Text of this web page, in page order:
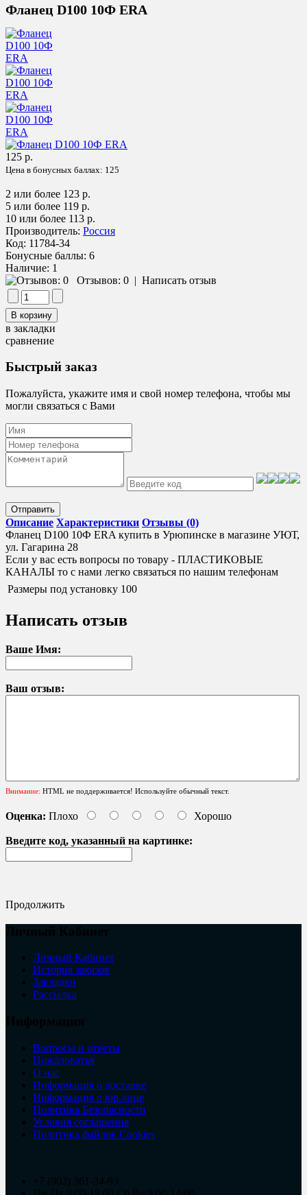
Фланец D100 10Ф ERA
125 р.
Цена в бонусных баллах: 125
2 или более 123 р.
5 или более 119 р.
10 или более 113 р.
Производитель: Россия
Код: 11784-34
Бонусные баллы: 6
Наличие: 1
Отзывов: 0 | Написать отзыв
в закладки
сравнение
Быстрый заказ
Пожалуйста, укажите имя и свой номер телефона, чтобы мы
могли связаться с Вами
Отправить
Описание Характеристики Отзывы (0)
Фланец D100 10Ф ERA купить в Урюпинске в магазине УЮТ,
ул. Гагарина 28
Если у вас есть вопросы по товару - ПЛАСТИКОВЫЕ
КАНАЛЫ то с нами легко связаться по нашим телефонам
Размеры под установку 100
Написать отзыв
Ваше Имя:
Ваш отзыв:
Внимание: HTML не поддерживается! Используйте обычный текст.
Оценка: Плохо Хорошо
Введите код, указанный на картинке:
Продолжить
Личный Кабинет
История заказов
Закладки
Рассылка
Вопросы и ответы
Пожаловатья
О нас
Информация о доставке
Информация о юр.лице
Политика Безопасности
Условия соглашения
Политика файлов Cookies